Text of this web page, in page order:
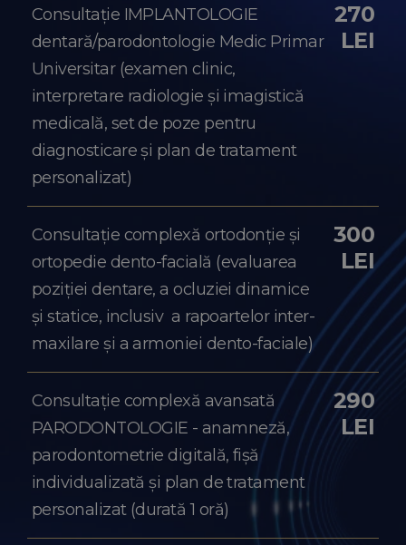
Consultație IMPLANTOLOGIE
dentară/parodontologie Medic Primar
Universitar (examen clinic,
interpretare radiologie și imagistică
medicală, set de poze pentru
diagnosticare și plan de tratament
personalizat)
270
LEI
Consultație complexă ortodonție și
ortopedie dento-facială (evaluarea
poziției dentare, a ocluziei dinamice
și statice, inclusiv a rapoartelor inter-
maxilare și a armoniei dento-faciale)
300
LEI
Consultație complexă avansată
PARODONTOLOGIE - anamneză,
parodontometrie digitală, fișă
individualizată și plan de tratament
personalizat (durată 1 oră)
290
LEI